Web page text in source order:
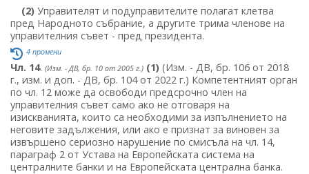
(2) Управителят и подуправителите полагат клетва
пред Народното събрание, а другите трима членове на
управителния съвет - пред президента.
4 промени
Чл. 14. (Изм. - ДВ, бр. 10 от 2005 г.) (1) (Изм. - ДВ, бр. 106 от 2018
г., изм. и доп. - ДВ, бр. 104 от 2022 г.) Компетентният орган
по чл. 12 може да освободи предсрочно член на
управителния съвет само ако не отговаря на
изискванията, които са необходими за изпълнението на
неговите задължения, или ако е признат за виновен за
извършено сериозно нарушение по смисъла на чл. 14,
параграф 2 от Устава на Европейската система на
централните банки и на Европейската централна банка.